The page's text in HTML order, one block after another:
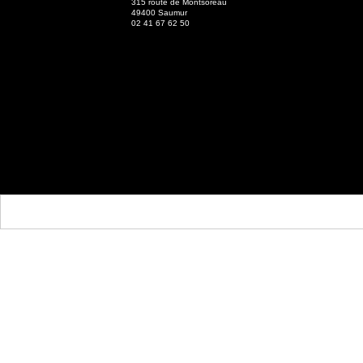
315 route de Montsoreau
49400 Saumur
02 41 67 62 50